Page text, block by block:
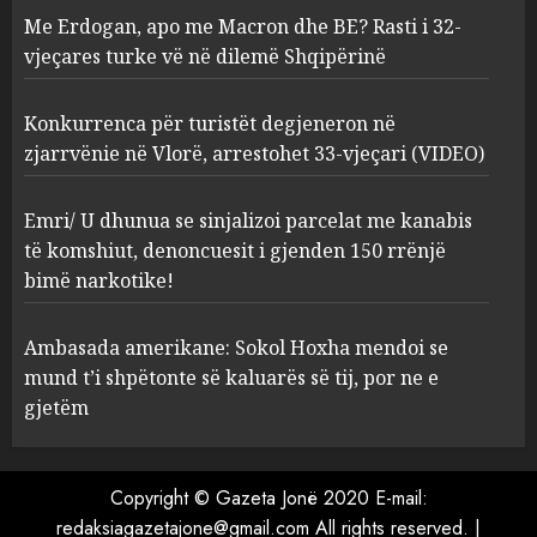
3
Konkurrenca për turistët
degjeneron në zjarrvënie në
Vlorë, arrestohet 33-vjeçari
(VIDEO)
AUGUST 7, 2026
Emri/ U dhunua se sinjalizoi
parcelat me kanabis të
komshiut, denoncuesit i
gjenden 150 rrënjë bimë
AUGUST 7, 2026
AUGUST 7, 2026
Me Erdogan, apo me Macron dhe BE? Rasti i 32-
vjeçares turke vë në dilemë Shqipërinë
Konkurrenca për turistët degjeneron në
zjarrvënie në Vlorë, arrestohet 33-vjeçari (VIDEO)
Emri/ U dhunua se sinjalizoi parcelat me kanabis
të komshiut, denoncuesit i gjenden 150 rrënjë
bimë narkotike!
Ambasada amerikane: Sokol Hoxha mendoi se
mund t’i shpëtonte së kaluarës së tij, por ne e
gjetëm
Copyright © Gazeta Jonë 2020 E-mail:
redaksiagazetajone@gmail.com All rights reserved. |